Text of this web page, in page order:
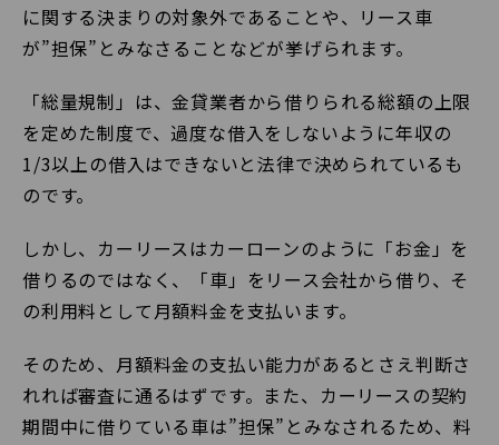
に関する決まりの対象外であることや、リース車
が”担保”とみなさることなどが挙げられます。
「総量規制」は、金貸業者から借りられる総額の上限
を定めた制度で、過度な借入をしないように年収の
1/3以上の借入はできないと法律で決められているも
のです。
しかし、カーリースはカーローンのように「お金」を
借りるのではなく、「車」をリース会社から借り、そ
の利用料として月額料金を支払います。
そのため、月額料金の支払い能力があるとさえ判断さ
れれば審査に通るはずです。また、カーリースの契約
期間中に借りている車は”担保”とみなされるため、料